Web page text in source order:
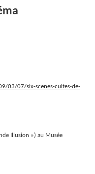
03/07/six-scenes-cultes-de-
Illusion ») au Musée